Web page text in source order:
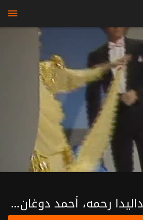
bars
داليدا رحمه، أحمد دوغان ، كرم مطاوع، هدى سلطان ، صفوان بهلوان ، نهاد فتوح ، محمد وهيب